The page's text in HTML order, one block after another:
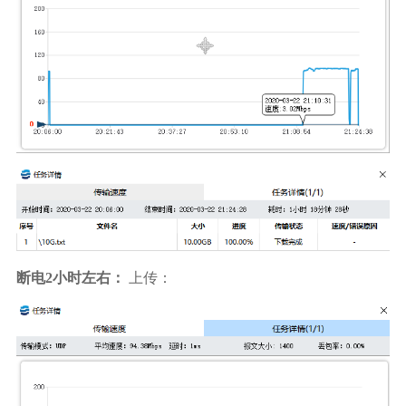
断电2小时左右： 上传：